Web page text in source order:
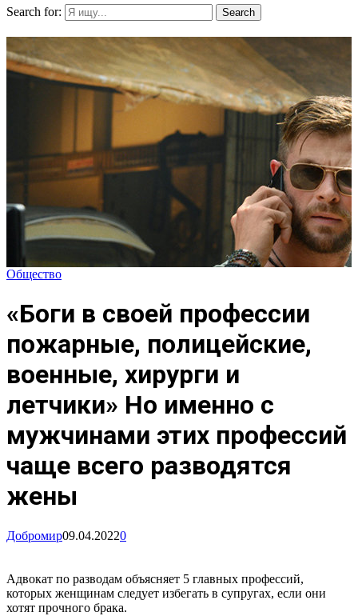
Search for: Search
Общество
«Боги в своей профессии
пожарные, полицейские,
военные, хирурги и
летчики» Но именно с
мужчинами этих профессий
чаще всего разводятся
жены
Добромир09.04.20220
Адвокат по разводам объясняет 5 главных профессий,
которых женщинам следует избегать в супругах, если они
хотят прочного брака.